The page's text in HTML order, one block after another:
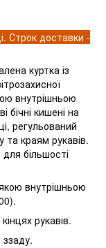
Строк доставки -
куртка із
внутрішньою
бічні кишені на
регульований
краям рукавів.
більшості
внутрішньою
рукавів.